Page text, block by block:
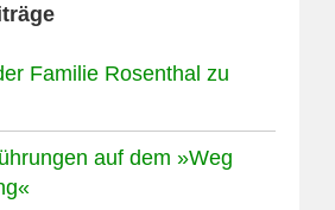
Familie Rosenthal zu
auf dem »Weg